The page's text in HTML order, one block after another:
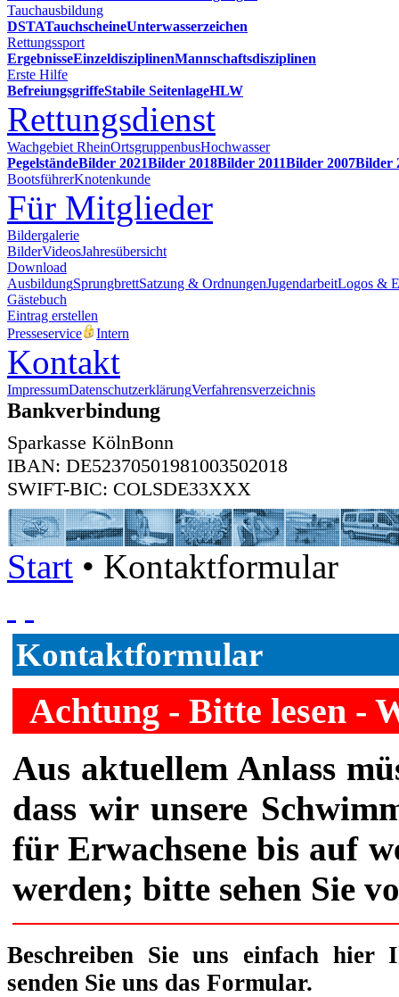
Tauchausbildung
DSTATauchscheineUnterwasserzeichen
Rettungssport
ErgebnisseEinzeldisziplinenMannschaftsdisziplinen
Erste Hilfe
BefreiungsgriffeStabile SeitenlageHLW
Rettungsdienst
Wachgebiet RheinOrtsgruppenbusHochwasser
PegelständeBilder 2021Bilder 2018Bilder 2011Bilder 2007Bilder
BootsführerKnotenkunde
Für Mitglieder
Bildergalerie
BilderVideosJahresübersicht
Download
AusbildungSprungbrettSatzung & OrdnungenJugendarbeitLogos &
Gästebuch
Eintrag erstellen
Presseservice
Intern
Kontakt
ImpressumDatenschutzerklärungVerfahrensverzeichnis
Bankverbindung
Sparkasse KölnBonn
IBAN: DE52370501981003502018
SWIFT-BIC: COLSDE33XXX
Start • Kontaktformular
Kontaktformular
Achtung - Bitte lesen -
Aus aktuellem Anlass
dass wir unsere
für Erwachsene bis auf
werden; bitte sehen Sie
Beschreiben Sie uns einfach hier
senden Sie uns das Formular.